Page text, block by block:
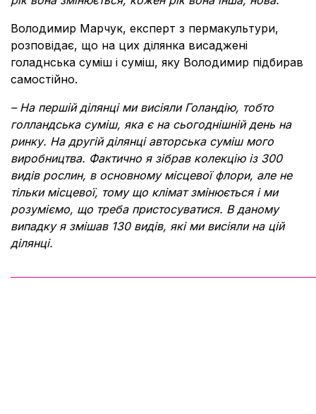
Володимир Марчук, експерт з пермакультури,
розповідає, що на цих ділянка висаджені
голаднська суміш і суміш, яку Володимир підбирав
самостійно.
– На першій ділянці ми висіяли Голандію, тобто
голландська суміш, яка є на сьогоднішній день на
ринку. На другій ділянці авторська суміш мого
виробництва. Фактично я зібрав колекцію із 300
видів рослин, в основному місцевої флори, але не
тільки місцевої, тому що клімат змінюється і ми
розуміємо, що треба пристосуватися. В даному
випадку я змішав 130 видів, які ми висіяли на цій
ділянці.